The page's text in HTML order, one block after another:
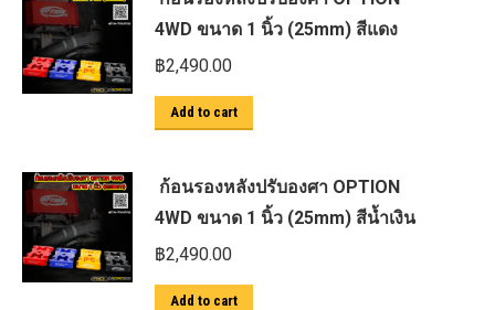
4WD ขนาด 1 นิ้ว (25mm) สีแดง
฿2,490.00
Add to cart
ก้อนรองหลังปรับองศา OPTION
4WD ขนาด 1 นิ้ว (25mm) สีน้ำเงิน
฿2,490.00
Add to cart